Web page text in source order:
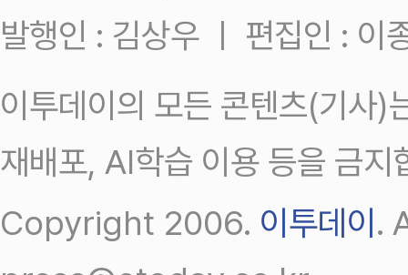
발행인 : 김상우 ㅣ 편집인 : 이
이투데이의 모든 콘텐츠(기사)
재배포, AI학습 이용 등을 금지
Copyright 2006. 이투데이.